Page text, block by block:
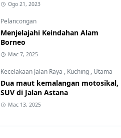
Ogo 21, 2023
Pelancongan
Menjelajahi Keindahan Alam
Borneo
Mac 7, 2025
Kecelakaan Jalan Raya , Kuching , Utama
Dua maut kemalangan motosikal,
SUV di Jalan Astana
Mac 13, 2025